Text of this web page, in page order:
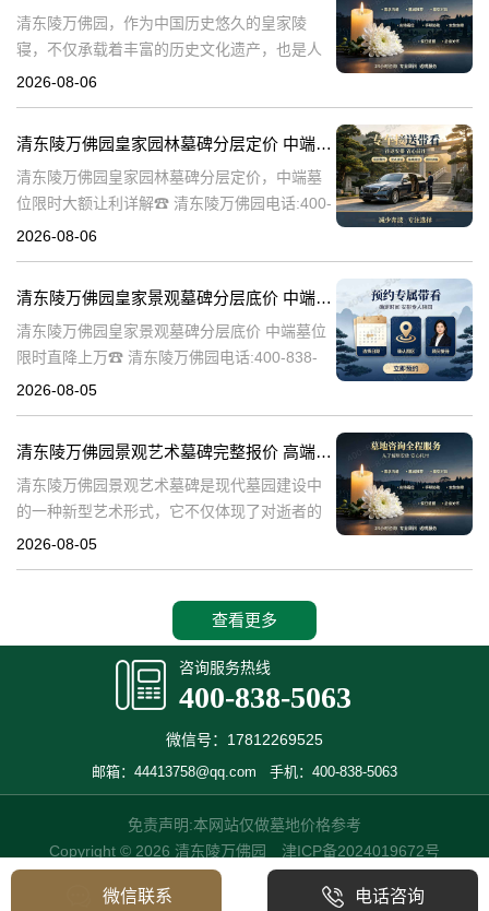
清东陵万佛园，作为中国历史悠久的皇家陵
寝，不仅承载着丰富的历史文化遗产，也是人
们缅怀先人、寄托哀思的重要场所。近年来，
清
2026-08-06
清东陵万佛园皇家园林墓碑分层定价 中端墓位限时大额让利详解
清东陵万佛园皇家园林墓碑分层定价，中端墓
位限时大额让利详解☎ 清东陵万佛园电话:400-
838-5063清东陵万佛园，作为中国历史上著名
2026-08-06
清东陵万佛园皇家景观墓碑分层底价 中端墓位限时直降上万
清东陵万佛园皇家景观墓碑分层底价 中端墓位
限时直降上万☎ 清东陵万佛园电话:400-838-
5063清东陵万佛园，作为中国历史上著名的皇
2026-08-05
清东陵万佛园景观艺术墓碑完整报价 高端墓型大额直降活动详解
清东陵万佛园景观艺术墓碑是现代墓园建设中
的一种新型艺术形式，它不仅体现了对逝者的
尊重和缅怀，更是一种文化艺术的传承。本文
2026-08-05
查看更多
咨询服务热线
400-838-5063
微信号：17812269525
邮箱：44413758@qq.com 手机：400-838-5063
免责声明:本网站仅做墓地价格参考
Copyright © 2026 清东陵万佛园 津ICP备2024019672号
微信联系 电话咨询